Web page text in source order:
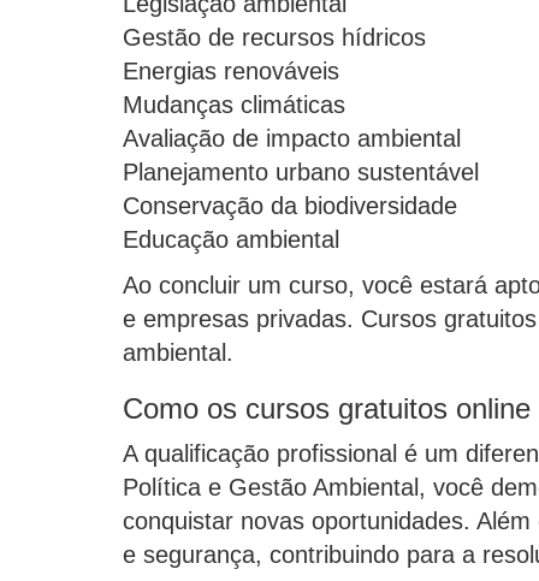
Gestão de recursos hídricos
Energias renováveis
Mudanças climáticas
Avaliação de impacto ambiental
Planejamento urbano sustentável
Conservação da biodiversidade
Educação ambiental
Ao concluir um curso, você estará
e empresas privadas. Cursos
ambiental.
Como os cursos gratuitos
A qualificação profissional é um
Política e Gestão Ambiental, você
conquistar novas oportunidades.
e segurança, contribuindo para a